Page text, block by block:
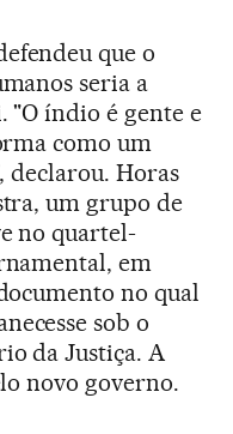
que o
seria a
"O índio é gente e
como um
declarou. Horas
um grupo de
no quartel-
em
no qual
sob o
da Justiça. A
novo governo.